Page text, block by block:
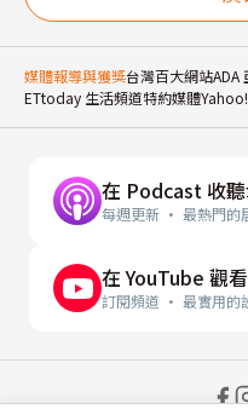
媒體報導與獲獎台灣百大網站ADA
ETtoday 生活頻道特約媒體
在 Podcast 收
每週更新 · 最熱門的
在 YouTube 觀
訂閱頻道 · 最實用的